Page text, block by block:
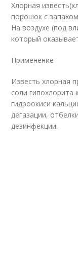
Хлорная
порошок с
На воздухе (под
который
Применение
Известь хлорная
соли гипохлорита
гидроокиси
дегазации,
дезинфекции.